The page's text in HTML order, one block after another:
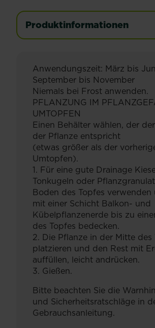
Produktinformationen
Anwendungszeit: März bis
September bis November
Niemals bei Frost anwenden.
PFLANZUNG IM
UMTOPFEN
Einen Behälter wählen, der
der Pflanze entspricht
(etwas größer als der
Umtopfen).
1. Für eine gute Drainage
Tonkugeln oder
Boden des Topfes
mit einer Schicht Balkon- und
Kübelpflanzenerde bis zu
des Topfes bedecken.
2. Die Pflanze in der Mitte des
platzieren und den Rest mit
auffüllen, leicht andrücken.
3. Gießen.
Bitte beachten Sie die
und Sicherheitsratschläge in
Gebrauchsanleitung.